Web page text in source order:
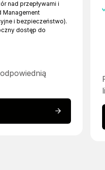
nad przepływami i
Management
i bezpieczeństwo).
dostęp do